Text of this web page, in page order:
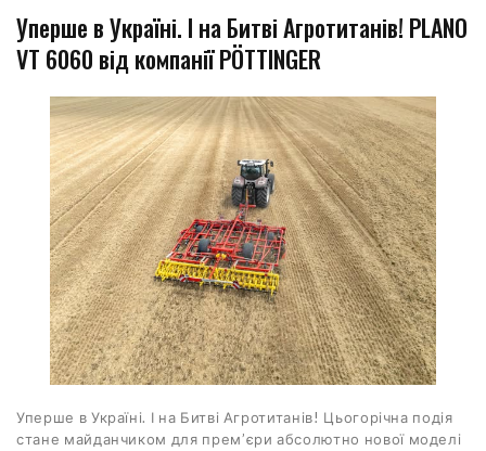
Уперше в Україні. І на Битві Агротитанів! PLANO
VT 6060 від компанії PÖTTINGER
Уперше в Україні. І на Битві Агротитанів! Цьогорічна подія
стане майданчиком для прем’єри абсолютно нової моделі